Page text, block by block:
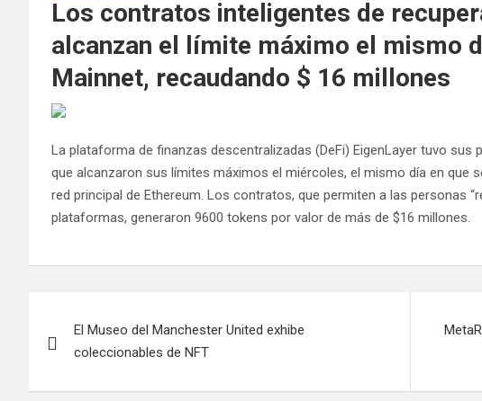
Los contratos inteligentes de
alcanzan el límite máximo el mismo
Mainnet, recaudando $ 16 millones
La plataforma de finanzas descentralizadas (DeFi) EigenLayer tuvo
que alcanzaron sus límites máximos el miércoles, el mismo día en que
red principal de Ethereum. Los contratos, que permiten a las personas
plataformas, generaron 9600 tokens por valor de más de $16 millones.
de
entradas
El Museo del Manchester United exhibe
coleccionables de NFT